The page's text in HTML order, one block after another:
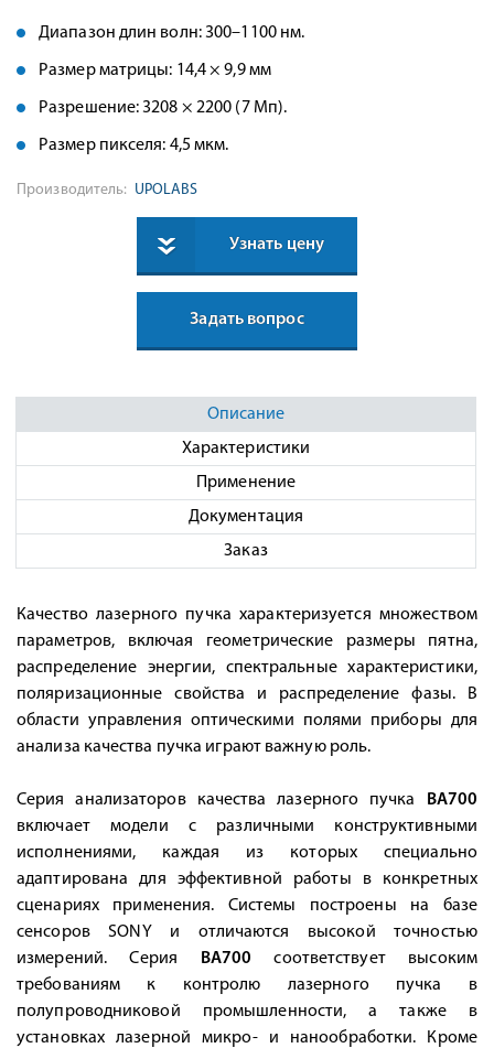
Диапазон длин волн: 300–1100 нм.
Размер матрицы: 14,4 × 9,9 мм
Разрешение: 3208 × 2200 (7 Мп).
Размер пикселя: 4,5 мкм.
Производитель: UPOLABS
Узнать цену
Задать вопрос
Описание
Характеристики
Применение
Документация
Заказ
Качество лазерного пучка характеризуется множеством
параметров, включая геометрические размеры пятна,
распределение энергии, спектральные характеристики,
поляризационные свойства и распределение фазы. В
области управления оптическими полями приборы для
анализа качества пучка играют важную роль.
Серия анализаторов качества лазерного пучка
BA700
включает модели с различными конструктивными
исполнениями, каждая из которых специально
адаптирована для эффективной работы в конкретных
сценариях применения. Системы построены на базе
сенсоров SONY и отличаются высокой точностью
измерений. Серия
BA700 соответствует высоким
требованиям к контролю лазерного пучка в
полупроводниковой промышленности, а также в
установках лазерной микро- и нанообработки. Кроме